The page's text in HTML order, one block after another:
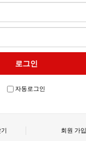
자동로그인
회원 가입